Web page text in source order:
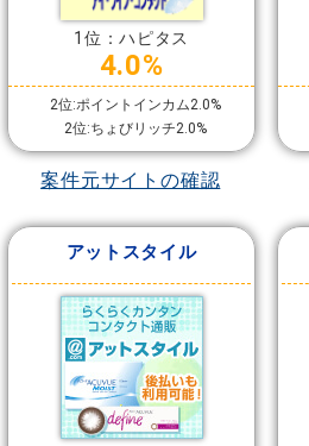
1位：ハピタス
4.0%
2位:ポイントインカム2.0%
2位:ちょびリッチ2.0%
案件元サイトの確認
アットスタイル